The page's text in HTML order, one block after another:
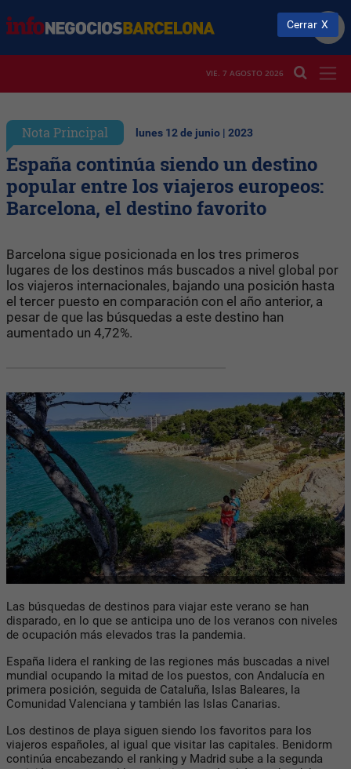
VIE. 7 AGOSTO 2026
Nota Principal lunes 12 de junio | 2023
España continúa siendo un destino
popular entre los viajeros europeos:
Barcelona, el destino favorito
Barcelona sigue posicionada en los tres primeros
lugares de los destinos más buscados a nivel global por
los viajeros internacionales, bajando una posición hasta
el tercer puesto en comparación con el año anterior, a
pesar de que las búsquedas a este destino han
aumentado un 4,72%.
Las búsquedas de destinos para viajar este verano se han
disparado, en lo que se anticipa uno de los veranos con niveles
de ocupación más elevados tras la pandemia.
España lidera el ranking de las regiones más buscadas a nivel
mundial ocupando la mitad de los puestos, con Andalucía en
primera posición, seguida de Cataluña, Islas Baleares, la
Comunidad Valenciana y también las Islas Canarias.
Los destinos de playa siguen siendo los favoritos para los
viajeros españoles, al igual que visitar las capitales. Benidorm
continúa encabezando el ranking y Madrid sube a la segunda
Cerrar